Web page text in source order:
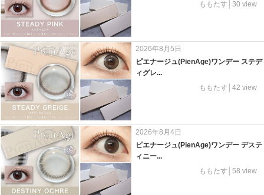
ももたす│30 view
2026年8月5日
ピエナージュ(PienAge)ワンデー ステデ
ィグレ...
ももたす│42 view
2026年8月4日
ピエナージュ(PienAge)ワンデー デステ
ィニー...
ももたす│58 view